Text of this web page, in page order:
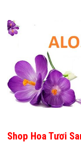
Shop Hoa Tươi